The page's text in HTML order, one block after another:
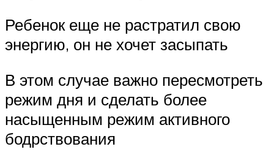
Ребенок еще не растратил свою
энергию, он не хочет засыпать
В этом случае важно пересмотреть
режим дня и сделать более
насыщенным режим активного
бодрствования